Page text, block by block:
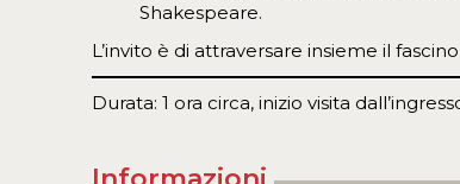
Shakespeare.
L’invito è di attraversare insieme il
Durata: 1 ora circa, inizio visita